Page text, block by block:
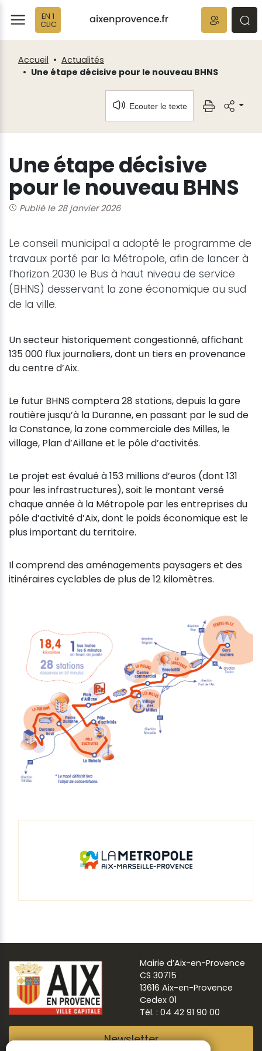
EN 1
CLIC
Accueil
Actualités
Une étape décisive pour le nouveau BHNS
Ecouter le texte
Une étape décisive
pour le nouveau BHNS
Publié le 28 janvier 2026
Le conseil municipal a adopté le programme de
travaux porté par la Métropole, afin de lancer à
l’horizon 2030 le Bus à haut niveau de service
(BHNS) desservant la zone économique au sud
de la ville.
Un secteur historiquement congestionné, affichant
135 000 flux journaliers, dont un tiers en provenance
du centre d’Aix.
Le futur BHNS comptera 28 stations, depuis la gare
routière jusqu’à la Duranne, en passant par le sud de
la Constance, la zone commerciale des Milles, le
village, Plan d’Aillane et le pôle d’activités.
Le projet est évalué à 153 millions d’euros (dont 131
pour les infrastructures), soit le montant versé
chaque année à la Métropole par les entreprises du
pôle d’activité d’Aix, dont le poids économique est le
plus important du territoire.
Il comprend des aménagements paysagers et des
itinéraires cyclables de plus de 12 kilomètres.
Mairie d’Aix-en-Provence
CS 30715
13616 Aix-en-Provence
Cedex 01
Tél. : 04 42 91 90 00
Newsletter
Fenêtre
de
chat
Panneau de gestion des cookies